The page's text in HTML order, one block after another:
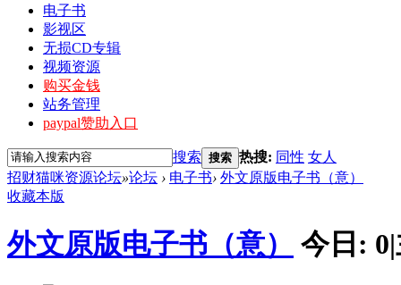
电子书
影视区
无损CD专辑
视频资源
购买金钱
站务管理
paypal赞助入口
搜索 搜索 热搜: 同性 女人
招财猫咪资源论坛»论坛 › 电子书› 外文原版电子书（意）
收藏本版
外文原版电子书（意） 今日: 0|